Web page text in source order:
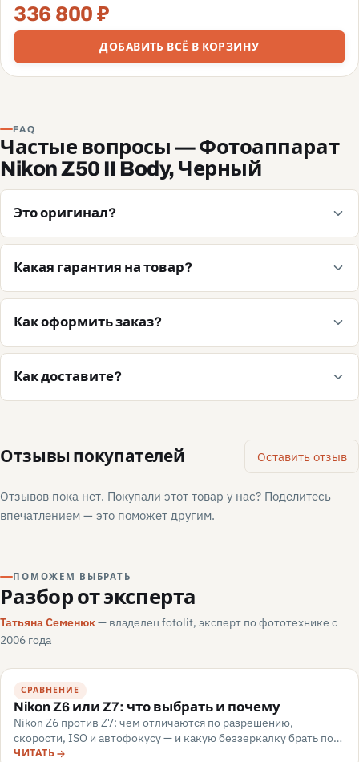
336 800 ₽
ДОБАВИТЬ ВСЁ В КОРЗИНУ
FAQ
Частые вопросы — Фотоаппарат
Nikon Z50 II Body, Черный
Это оригинал?
Какая гарантия на товар?
Как оформить заказ?
Как доставите?
Отзывы покупателей Оставить отзыв
Отзывов пока нет. Покупали этот товар у нас? Поделитесь
впечатлением — это поможет другим.
ПОМОЖЕМ ВЫБРАТЬ
Разбор от эксперта
Татьяна Семенюк— владелец fotolit, эксперт по фототехнике с
2006 года
СРАВНЕНИЕ
Nikon Z6 или Z7: что выбрать и почему
Nikon Z6 против Z7: чем отличаются по разрешению,
скорости, ISO и автофокусу — и какую беззеркалку брать под
репортаж или пейзаж. Разбор для апгрейдера, июнь 2026.
ЧИТАТЬ